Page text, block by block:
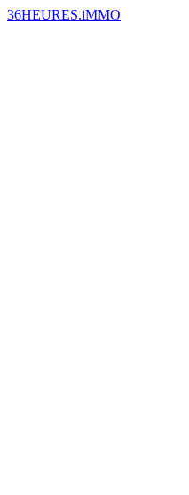
36HEURES.iMMO